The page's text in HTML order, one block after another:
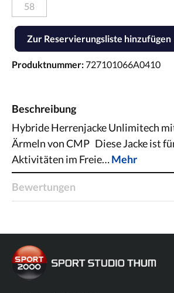
58
Produkt Anzahl: Gib den gewünschten
Zur Reservierungsliste hinzufügen
Produktnummer: 727101066A0410
Beschreibung
Hybride Herrenjacke Unlimitech
Ärmeln von CMP Diese Jacke ist
Aktivitäten im Freie…Mehr
Bewertungen